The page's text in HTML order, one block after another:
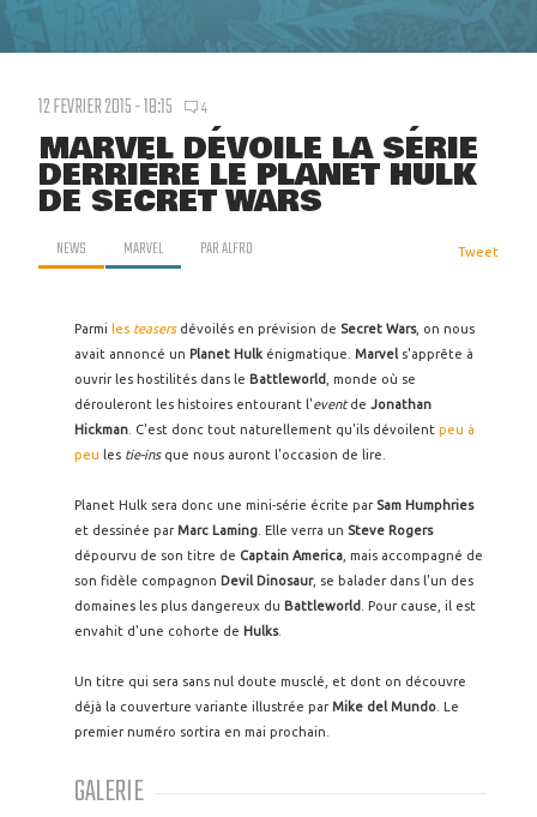
12 FEVRIER 2015 - 18:15 4
MARVEL DÉVOILE LA SÉRIE
DERRIÈRE LE PLANET HULK
DE SECRET WARS
NEWS MARVEL PARALFRO Tweet
Parmi les teasersdévoilés en prévision de Secret Wars, on nous
avait annoncé un Planet Hulk énigmatique. Marvel s'apprête à
ouvrir les hostilités dans le Battleworld
, monde où se
dérouleront les histoires entourant l'eventde Jonathan
Hickman . C'est donc tout naturellement qu'ils dévoilent peu à
peu les tie-insque nous auront l'occasion de lire.
Planet Hulk sera donc une mini-série écrite par Sam Humphries
et dessinée parMarc Laming . Elle verra un Steve Rogers
dépourvu de son titre de Captain America , mais accompagné de
son fidèle compagnon Devil Dinosaur, se balader dans l'un des
domaines les plus dangereux du Battleworld
. Pour cause, il est
envahit d'une cohorte de Hulks.
Un titre qui sera sans nul doute musclé, et dont on découvre
déjà la couverture variante illustrée parMike del Mundo . Le
premier numéro sortira en mai prochain.
GALERIE